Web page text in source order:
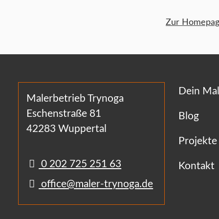
Zur
Malerbetrieb Trynoga
Eschenstraße 81
42283 Wuppertal
0 202 725 251 63
office@maler-trynoga.de
Dein
Blog
Projekte
Kontakt